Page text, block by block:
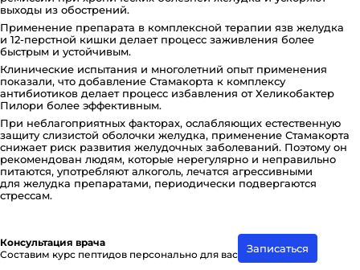
выходы из обострений.
Применение препарата в комплексной терапии язв желудка
и 12-перстной кишки делает процесс заживления более
быстрым и устойчивым.
Клинические испытания и многолетний опыт применения
показали, что добавление Стамакорта к комплексу
антибиотиков делает процесс избавления от Хеликобактер
Пилори более эффективным.
При неблагоприятных факторах, ослабляющих естественную
защиту слизистой оболочки желудка, применение Стамакорта
снижает риск развития желудочных заболеваний. Поэтому он
рекомендован людям, которые нерегулярно и неправильно
питаются, употребляют алкоголь, лечатся агрессивными
для желудка препаратами, периодически подвергаются
стрессам.
Консультация врача
Составим курс пептидов персонально для вас
Записаться